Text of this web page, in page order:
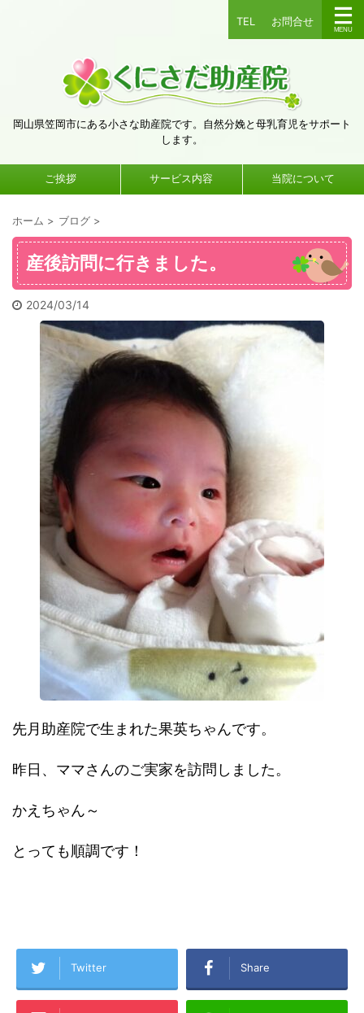
TEL お問合せ
岡山県笠岡市にある小さな助産院です。自然分娩と母乳育児をサポート
します。
ご挨拶 サービス内容 当院について
ホーム > ブログ >
産後訪問に行きました。
2024/03/14
先月助産院で生まれた果英ちゃんです。
昨日、ママさんのご実家を訪問しました。
かえちゃん～
とっても順調です！
Twitter Share